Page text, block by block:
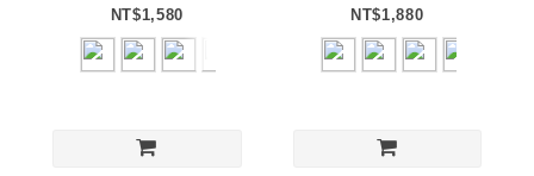
NT$1,580 NT$1,880